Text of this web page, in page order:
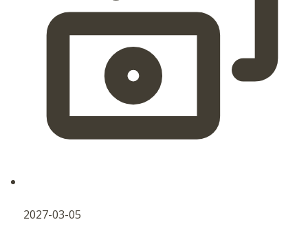
2027-03-05